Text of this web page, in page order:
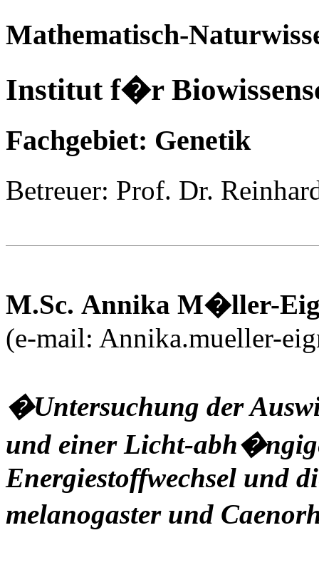
Mathematisch-
Institut f�r
Fachgebiet: Genetik
Betreuer: Prof. Dr.
M.Sc. Annika M�ller-
(e-mail: Annika.mueller-
�Untersuchung der
und einer Licht-
Energiestoffwechsel und
melanogaster und